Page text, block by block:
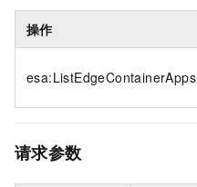
操作
esa:ListEdgeContainerApps
请求参数